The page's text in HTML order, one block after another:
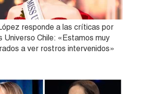
responde a las críticas por
Universo Chile: «Estamos muy
a ver rostros intervenidos»